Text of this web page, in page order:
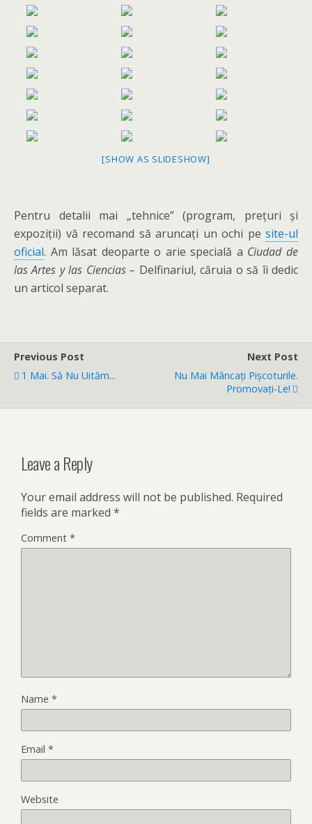
[SHOW AS SLIDESHOW]
Pentru detalii mai „tehnice” (program, prețuri și
expoziții) vă recomand să aruncați un ochi pe site-ul
oficial. Am lăsat deoparte o arie specială a Ciudad de
las Artes y las Ciencias – Delfinariul, căruia o să îi dedic
un articol separat.
Previous Post
1 Mai. Să Nu Uităm...
Next Post
Nu Mai Mâncați Pișcoturile.
Promovați-Le!
Leave a Reply
Your email address will not be published. Required
fields are marked *
Comment *
Name *
Email *
Website